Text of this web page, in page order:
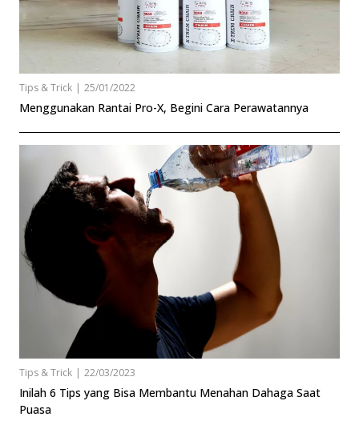
Tips & Trick | 25/01/2022
Menggunakan Rantai Pro-X, Begini Cara Perawatannya
Tips & Trick | 22/03/2023
Inilah 6 Tips yang Bisa Membantu Menahan Dahaga Saat
Puasa